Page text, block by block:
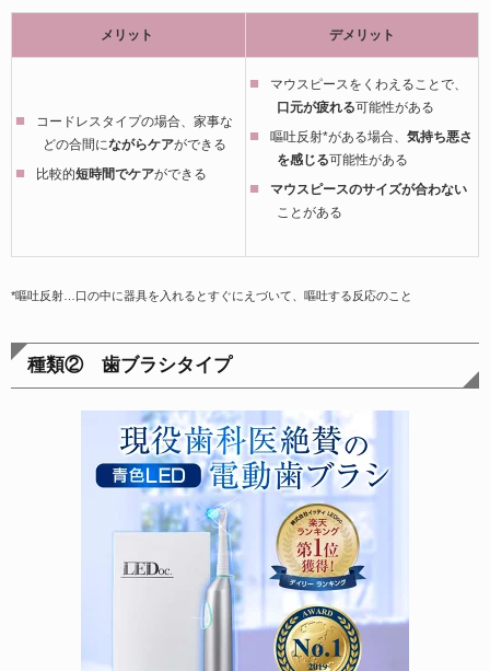
メリット デメリット
コードレスタイプの場合、家事な
どの合間にながらケアができる
比較的短時間でケアができる
マウスピースをくわえることで、
口元が疲れる可能性がある
嘔吐反射*がある場合、 気持ち悪さ
を感じる可能性がある
マウスピースのサイズが合わない
ことがある
*嘔吐反射…口の中に器具を入れるとすぐにえづいて、嘔吐する反応のこと
種類② 歯ブラシタイプ